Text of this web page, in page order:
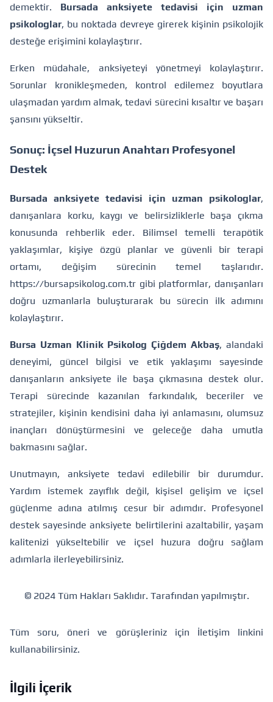
demektir. Bursada anksiyete tedavisi için uzman
psikologlar, bu noktada devreye girerek kişinin psikolojik
desteğe erişimini kolaylaştırır.
Erken müdahale, anksiyeteyi yönetmeyi kolaylaştırır.
Sorunlar kronikleşmeden, kontrol edilemez boyutlara
ulaşmadan yardım almak, tedavi sürecini kısaltır ve başarı
şansını yükseltir.
Sonuç: İçsel Huzurun Anahtarı Profesyonel
Destek
Bursada anksiyete tedavisi için uzman psikologlar,
danışanlara korku, kaygı ve belirsizliklerle başa çıkma
konusunda rehberlik eder. Bilimsel temelli terapötik
yaklaşımlar, kişiye özgü planlar ve güvenli bir terapi
ortamı, değişim sürecinin temel taşlarıdır.
https://bursapsikolog.com.tr gibi platformlar, danışanları
doğru uzmanlarla buluşturarak bu sürecin ilk adımını
kolaylaştırır.
Bursa Uzman Klinik Psikolog Çiğdem Akbaş, alandaki
deneyimi, güncel bilgisi ve etik yaklaşımı sayesinde
danışanların anksiyete ile başa çıkmasına destek olur.
Terapi sürecinde kazanılan farkındalık, beceriler ve
stratejiler, kişinin kendisini daha iyi anlamasını, olumsuz
inançları dönüştürmesini ve geleceğe daha umutla
bakmasını sağlar.
Unutmayın, anksiyete tedavi edilebilir bir durumdur.
Yardım istemek zayıflık değil, kişisel gelişim ve içsel
güçlenme adına atılmış cesur bir adımdır. Profesyonel
destek sayesinde anksiyete belirtilerini azaltabilir, yaşam
kalitenizi yükseltebilir ve içsel huzura doğru sağlam
adımlarla ilerleyebilirsiniz.
© 2024 Tüm Hakları Saklıdır. Tarafından yapılmıştır.
Tüm soru, öneri ve görüşleriniz için İletişim linkini
kullanabilirsiniz.
İlgili İçerik